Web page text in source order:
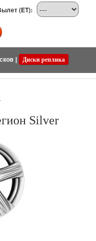
(ET):
Диски реплика
Silver